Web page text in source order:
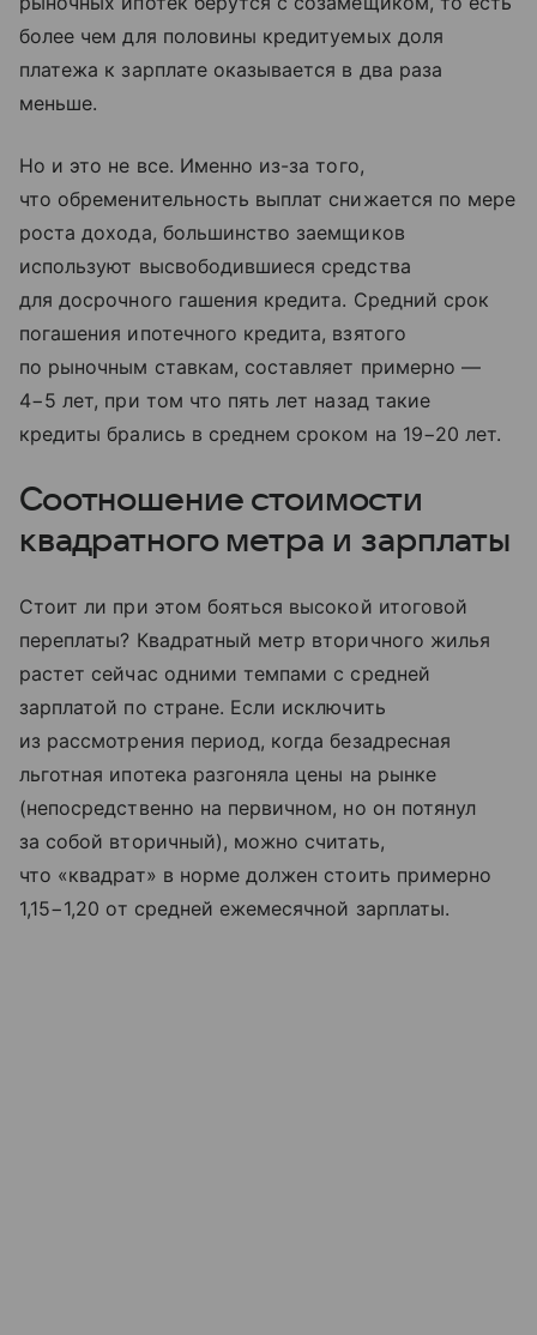
более чем для половины кредитуемых доля
платежа к зарплате оказывается в два раза
меньше.
Но и это не все. Именно из-за того,
что обременительность выплат снижается по мере
роста дохода, большинство заемщиков
используют высвободившиеся средства
для досрочного гашения кредита. Cредний срок
погашения ипотечного кредита, взятого
по рыночным ставкам, составляет примерно —
4−5 лет, при том что пять лет назад такие
кредиты брались в среднем сроком на 19−20 лет.
Соотношение стоимости
квадратного метра и зарплаты
Стоит ли при этом бояться высокой итоговой
переплаты? Квадратный метр вторичного жилья
растет сейчас одними темпами с средней
зарплатой по стране. Если исключить
из рассмотрения период, когда безадресная
льготная ипотека разгоняла цены на рынке
(непосредственно на первичном, но он потянул
за собой вторичный), можно считать,
что «квадрат» в норме должен стоить примерно
1,15−1,20 от средней ежемесячной зарплаты.